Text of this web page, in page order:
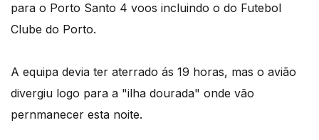
para o Porto Santo 4 voos incluindo o do Futebol
Clube do Porto.
A equipa devia ter aterrado ás 19 horas, mas o avião
divergiu logo para a "ilha dourada" onde vão
pernmanecer esta noite.